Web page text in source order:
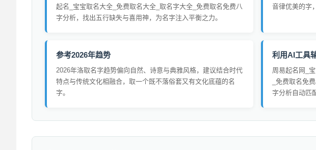
起名_宝宝取名大全_免费取名大全_取名字大全_免费取名免费八
字分析，找出五行缺失与喜用神，为名字注入平衡之力。
音律优美的字
参考2026年趋势
2026年洛取名字趋势偏向自然、诗意与典雅风格，建议结合时代
特点与传统文化相融合，取一个既不落俗套又有文化底蕴的名
字。
利用AI工具
周易起名网_
_免费取名免
字分析自动匹